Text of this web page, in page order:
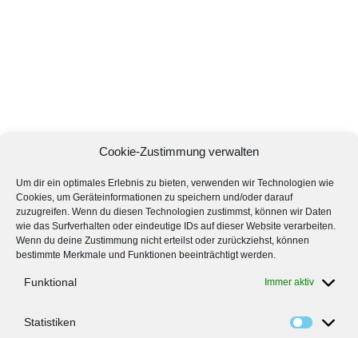
Cookie-Zustimmung verwalten
Um dir ein optimales Erlebnis zu bieten, verwenden wir Technologien wie
Cookies, um Geräteinformationen zu speichern und/oder darauf
zuzugreifen. Wenn du diesen Technologien zustimmst, können wir Daten
wie das Surfverhalten oder eindeutige IDs auf dieser Website verarbeiten.
Wenn du deine Zustimmung nicht erteilst oder zurückziehst, können
bestimmte Merkmale und Funktionen beeinträchtigt werden.
Funktional Immer aktiv
Statistiken